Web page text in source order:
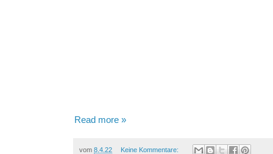
Read more »
vom 8.4.22 Keine Kommentare: